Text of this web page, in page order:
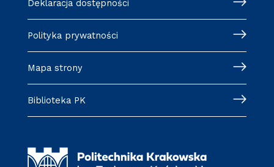
Deklaracja dostępności
Polityka prywatności
Mapa strony
Biblioteka PK